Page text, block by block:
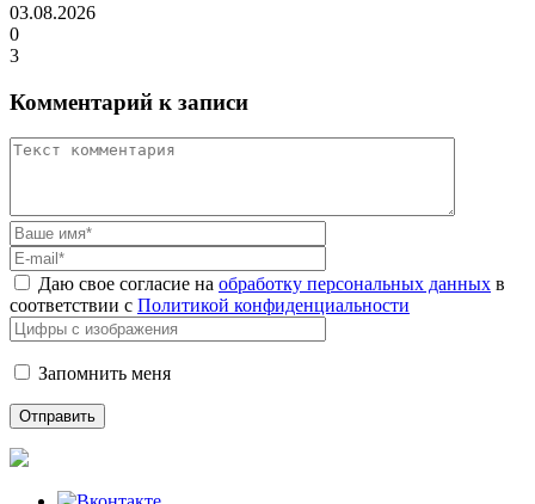
03.08.2026
0
3
Комментарий к записи
Даю свое согласие на обработку персональных данных в
соответствии с Политикой конфиденциальности
Запомнить меня